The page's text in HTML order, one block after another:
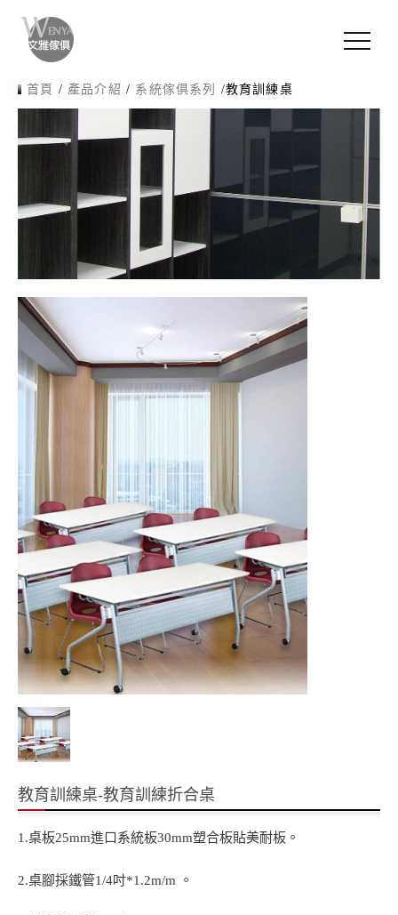
首頁 / 產品介紹 / 系統傢俱系列 /教育訓練桌
教育訓練桌-教育訓練折合桌
1.桌板25mm進口系統板30mm塑合板貼美耐板。
2.桌腳採鐵管1/4吋*1.2m/m 。